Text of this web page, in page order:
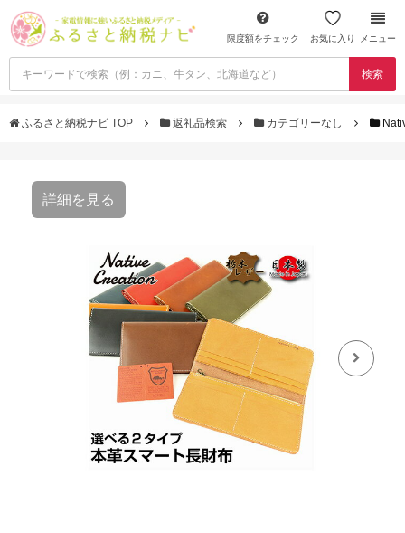
限度額をチェック お気に入り メニュー
検索
ふるさと納税ナビ TOP 返礼品検索 カテゴリーなし
詳細を見る